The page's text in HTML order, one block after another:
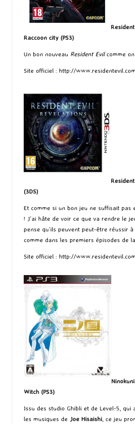
Raccoon city (PS3)
Un bon nouveau Resident Evilcomme
Site officiel : http://
(3DS)
Et comme si un bon jeu ne suffisait pas
! J’ai hâte de voir ce que va rendre le
pense qu’ils peuvent peut-être réussir
comme dans les premiers épisodes de
Site officiel : http://
Witch (PS3)
Issu des studio Ghibli et de Level-5, qui
les musiques de Joe Hisaishi , ce jeu